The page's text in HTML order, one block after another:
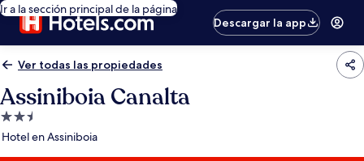
Ir a la sección principal de la página
Descargar la app
Ver todas las propiedades
Assiniboia Canalta
Propiedad
de
Hotel en Assiniboia